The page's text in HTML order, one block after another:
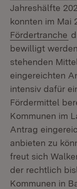
Jahreshälfte
konnten im Mai
Fördertranche
bewilligt
stehenden
eingereichten
intensiv dafür
Fördermittel
Kommunen im
Antrag
anbieten zu
freut sich
der rechtlich
Kommunen in